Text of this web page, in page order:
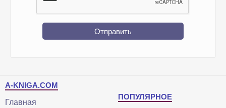
Отправить
A-KNIGA.COM
Главная
ПОПУЛЯРНОЕ